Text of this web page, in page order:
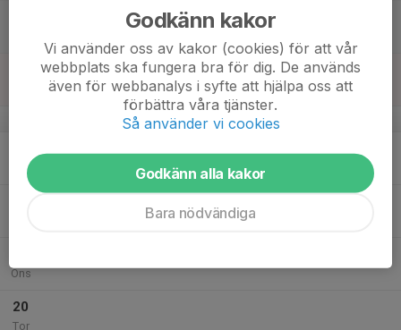
v.34
Mån
Ons
20
Tor
Godkänn kakor
Vi använder oss av kakor (cookies) för att vår
webbplats ska fungera bra för dig. De används
även för webbanalys i syfte att hjälpa oss att
förbättra våra tjänster.
Så använder vi cookies
Godkänn alla kakor
Bara nödvändiga